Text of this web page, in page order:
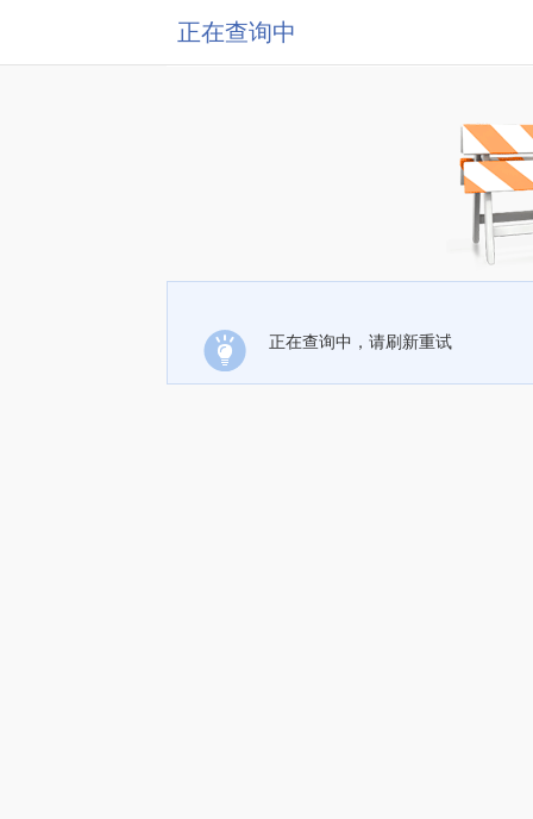
正在查询中
正在查询中，请刷新重试